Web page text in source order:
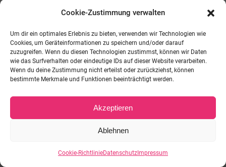
Cookie-Zustimmung verwalten
Um dir ein optimales Erlebnis zu bieten, verwenden wir Technologien wie
Cookies, um Geräteinformationen zu speichern und/oder darauf
zuzugreifen. Wenn du diesen Technologien zustimmst, können wir Daten
wie das Surfverhalten oder eindeutige IDs auf dieser Website verarbeiten.
Wenn du deine Zustimmung nicht erteilst oder zurückziehst, können
bestimmte Merkmale und Funktionen beeinträchtigt werden.
Akzeptieren
Ablehnen
Cookie-RichtlinieDatenschutz Impressum
Beitrags- und Finanzordnung
21.09.2025 | Dateiformat: PDF | Dateigröße:
499 KB
© BÜNDNIS DEUTSCHLAND - 2026. Alle Rechte vorbehalten.
Footer Menu